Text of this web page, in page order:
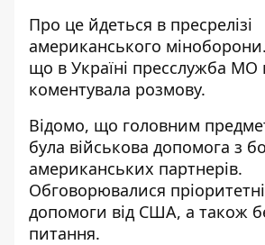
Про це йдеться в пресрелізі
американського міноборони
що в Україні пресслужба
коментувала розмову.
Відомо, що головним
була військова допомога з
американських партнерів.
Обговорювалися
допомоги від США, а також
питання.